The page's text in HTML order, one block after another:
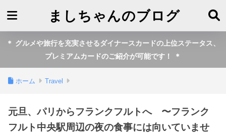
ましちゃんのブログ
＊ グルメや旅行を充実させるダイナースカードの上位ステータス、
プレミアムカードのご紹介が可能です！ ＊
ホーム Travel
元旦、パリからフランクフルトへ 〜フランク
フルト中央駅周辺の夜の食事には向いていませ